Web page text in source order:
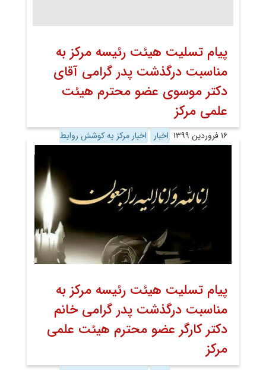
پیام تسلیت هیئت رئیسه مرکز به
مناسبت درگذشت پدر گرامی آقای
دکتر موسوی عضو محترم هیئت
علمی مرکز
۱۶ فروردین ۱۳۹۹ اخبار
اخبار مرکز به کوشش روابط
پیام تسلیت هیئت رئیسه مرکز به
مناسبت درگذشت پدر گرامی خانم
دکتر کارگر عضو محترم هیئت علمی
مرکز